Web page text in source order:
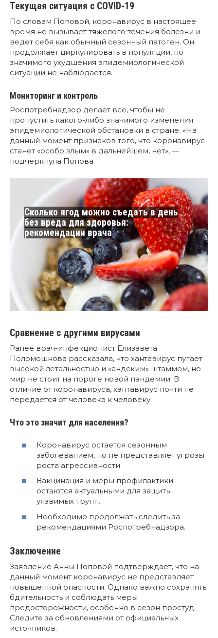
Текущая ситуация с COVID-19
По словам Поповой, коронавирус в настоящее
время не вызывает тяжелого течения болезни и
ведет себя как обычный сезонный патоген. Он
продолжает циркулировать в популяции, но
значимого ухудшения эпидемиологической
ситуации не наблюдается.
Мониторинг и контроль
Роспотребнадзор делает все, чтобы не
пропустить какого-либо значимого изменения
эпидемиологической обстановки в стране. «На
данный момент признаков того, что коронавирус
станет «особо злым» в дальнейшем, нет», —
подчеркнула Попова.
Сколько ягод можно съедать в день
без вреда для здоровья:
рекомендации врача
Сравнение с другими вирусами
Ранее врач-инфекционист Елизавета
Поломошнова рассказала, что хантавирус пугает
высокой летальностью и «андским» штаммом, но
мир не стоит на пороге новой пандемии. В
отличие от коронавируса, хантавирус почти не
передается от человека к человеку.
Что это значит для населения?
Коронавирус остается сезонным
заболеванием, но не представляет угрозы
роста агрессивности.
Вакцинация и меры профилактики
остаются актуальными для защиты
уязвимых групп.
Необходимо продолжать следить за
рекомендациями Роспотребнадзора.
Заключение
Заявление Анны Поповой подтверждает, что на
данный момент коронавирус не представляет
повышенной опасности. Однако важно сохранять
бдительность и соблюдать меры
предосторожности, особенно в сезон простуд.
Следите за обновлениями от официальных
источников.